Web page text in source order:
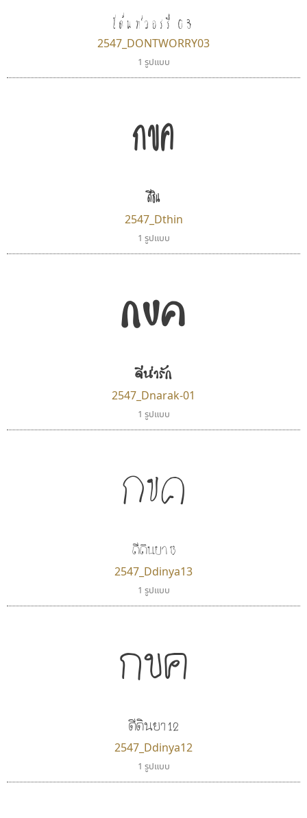
โด๊นท์วอรรี่ 03
2547_DONTWORRY03
1 รูปแบบ
กขค
ดีธิน
2547_Dthin
1 รูปแบบ
กขค
ดีน่ารัก
2547_Dnarak-01
1 รูปแบบ
กขค
ดีดินยา 13
2547_Ddinya13
1 รูปแบบ
กขค
ดีดินยา 12
2547_Ddinya12
1 รูปแบบ